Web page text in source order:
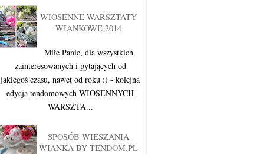
WIOSENNE WARSZTATY
WIANKOWE 2014
Miłe Panie, dla wszystkich
zainteresowanych i pytających od
jakiegoś czasu, nawet od roku :) - kolejna
edycja tendomowych WIOSENNYCH
WARSZTA...
SPOSÓB WIESZANIA
WIANKA BY TENDOM.PL